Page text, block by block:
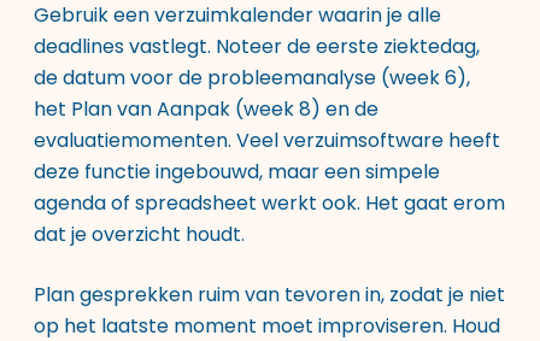
Gebruik een verzuimkalender waarin je alle
deadlines vastlegt. Noteer de eerste ziektedag,
de datum voor de probleemanalyse (week 6),
het Plan van Aanpak (week 8) en de
evaluatiemomenten. Veel verzuimsoftware heeft
deze functie ingebouwd, maar een simpele
agenda of spreadsheet werkt ook. Het gaat erom
dat je overzicht houdt.
Plan gesprekken ruim van tevoren in, zodat je niet
op het laatste moment moet improviseren. Houd